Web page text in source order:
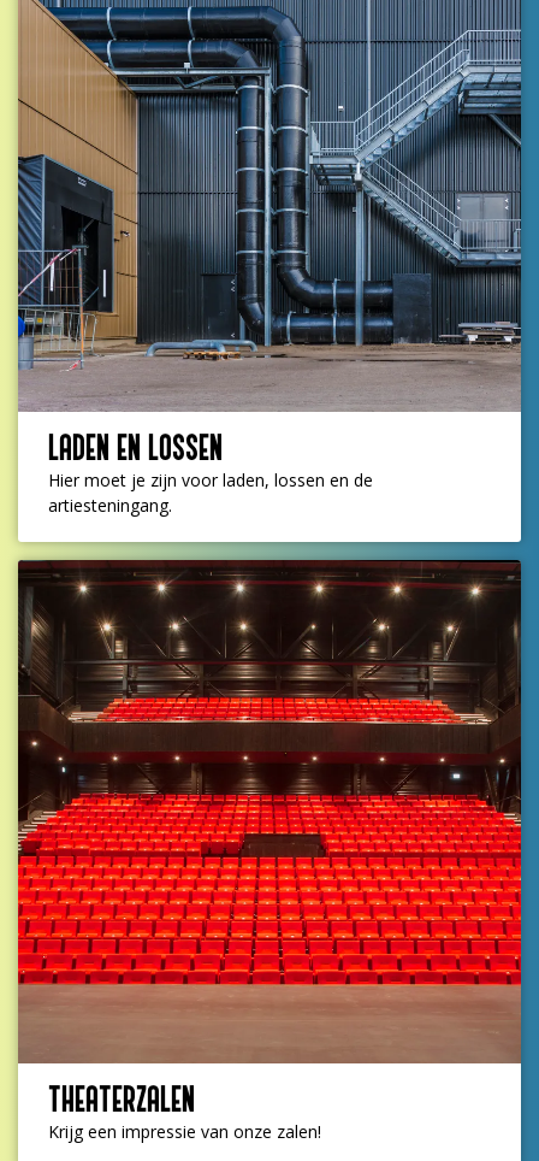
LADEN EN LOSSEN
Hier moet je zijn voor laden, lossen en de
artiesteningang.
THEATERZALEN
Krijg een impressie van onze zalen!